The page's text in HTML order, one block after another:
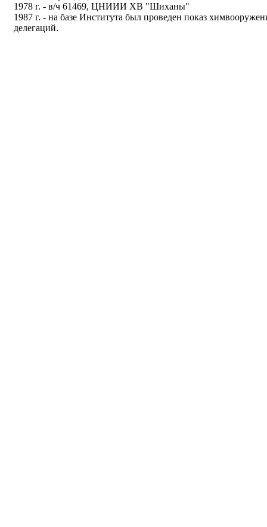
1978 г. - в/ч 61469, ЦНИИИ ХВ "Шиханы"
1987 г. - на базе Института был проведен показ
делегаций.